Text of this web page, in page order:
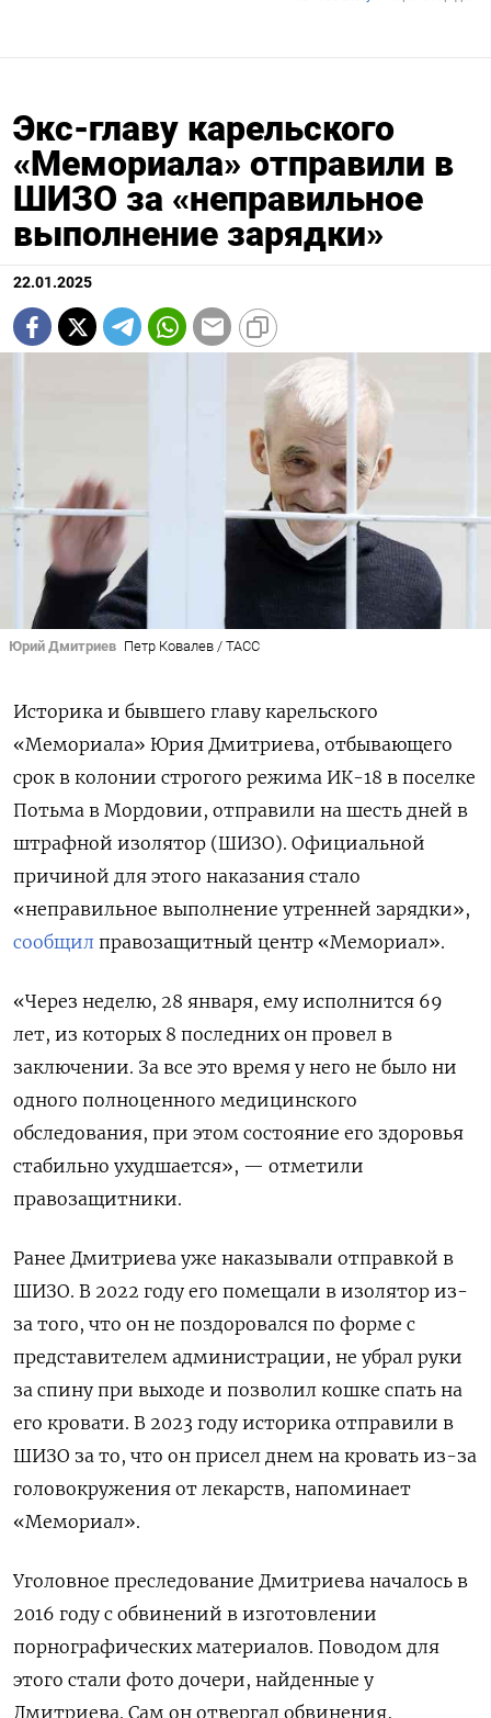
Экс-главу карельского
«Мемориала» отправили в
ШИЗО за «неправильное
выполнение зарядки»
22.01.2025
Юрий Дмитриев Петр Ковалев / ТАСС
Историка и бывшего главу карельского
«Мемориала» Юрия Дмитриева, отбывающего
срок в колонии строгого режима ИК-18 в поселке
Потьма в Мордовии, отправили на шесть дней в
штрафной изолятор (ШИЗО). Официальной
причиной для этого наказания стало
«неправильное выполнение утренней зарядки»,
сообщил правозащитный центр «Мемориал».
«Через неделю, 28 января, ему исполнится 69
лет, из которых 8 последних он провел в
заключении. За все это время у него не было ни
одного полноценного медицинского
обследования, при этом состояние его здоровья
стабильно ухудшается», — отметили
правозащитники.
Ранее Дмитриева уже наказывали отправкой в
ШИЗО. В 2022 году его помещали в изолятор из-
за того, что он не поздоровался по форме с
представителем администрации, не убрал руки
за спину при выходе и позволил кошке спать на
его кровати. В 2023 году историка отправили в
ШИЗО за то, что он присел днем на кровать из-за
головокружения от лекарств, напоминает
«Мемориал».
Уголовное преследование Дмитриева началось в
2016 году с обвинений в изготовлении
порнографических материалов. Поводом для
этого стали фото дочери, найденные у
Дмитриева. Сам он отвергал обвинения,